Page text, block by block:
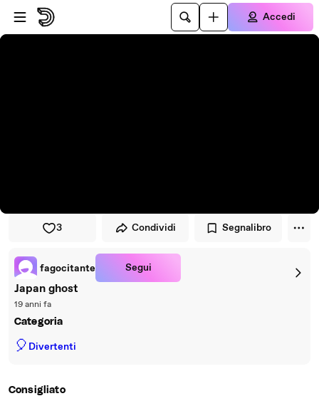
Vai al lettore
Passa al contenuto principale
Accedi
3 Condividi Segnalibro
fagocitante Segui
Japan ghost
19 anni fa
Categoria
🎈 Divertenti
Consigliato